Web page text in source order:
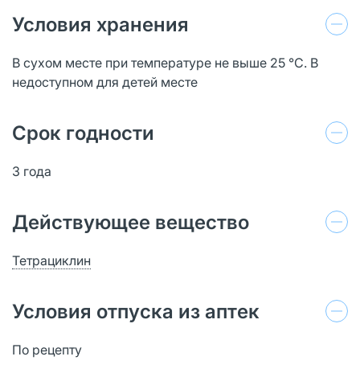
Условия хранения
В сухом месте при температуре не выше 25 °С. В
недоступном для детей месте
Срок годности
3 года
Действующее вещество
Тетрациклин
Условия отпуска из аптек
По рецепту